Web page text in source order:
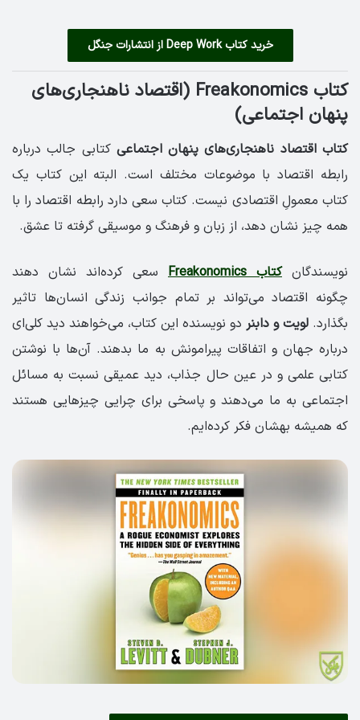
خرید کتاب Deep Work از انتشارات جنگل
کتاب Freakonomics (اقتصاد ناهنجاری‌های
پنهان اجتماعی)
کتاب اقتصاد ناهنجاری‌های پنهان اجتماعی کتابی جالب درباره
رابطه اقتصاد با موضوعات مختلف است. البته این کتاب یک
کتاب معمولِ اقتصادی نیست. کتاب سعی دارد رابطه اقتصاد را با
همه چیز نشان دهد، از زبان و فرهنگ و موسیقی گرفته تا عشق.
نویسندگانکتاب Freakonomics
سعی کرده‌اند نشان دهند
چگونه اقتصاد می‌تواند بر تمام جوانب زندگی انسان‌ها تاثیر
بگذارد. لویت و دابنر دو نویسنده این کتاب، می‌خواهند دید کلی‌ای
درباره جهان و اتفاقات پیرامونش به ما بدهند. آن‌ها با نوشتن
کتابی علمی و در عین حال جذاب، دید عمیقی نسبت به مسائل
اجتماعی به ما می‌دهند و پاسخی برای چرایی چیزهایی هستند
که همیشه بهشان فکر کرده‌ایم.